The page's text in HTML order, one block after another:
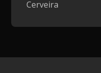
Cerveira